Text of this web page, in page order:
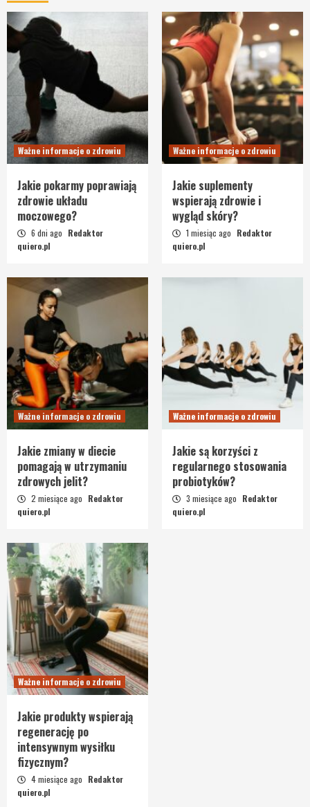
Ważne informacje o zdrowiu
Jakie pokarmy poprawiają
zdrowie układu
moczowego?
6 dni ago Redaktor
quiero.pl
Ważne informacje o zdrowiu
Jakie suplementy
wspierają zdrowie i
wygląd skóry?
1 miesiąc ago Redaktor
quiero.pl
Ważne informacje o zdrowiu
Jakie zmiany w diecie
pomagają w utrzymaniu
zdrowych jelit?
2 miesiące ago Redaktor
quiero.pl
Ważne informacje o zdrowiu
Jakie są korzyści z
regularnego stosowania
probiotyków?
3 miesiące ago Redaktor
quiero.pl
Ważne informacje o zdrowiu
Jakie produkty wspierają
regenerację po
intensywnym wysiłku
fizycznym?
4 miesiące ago Redaktor
quiero.pl